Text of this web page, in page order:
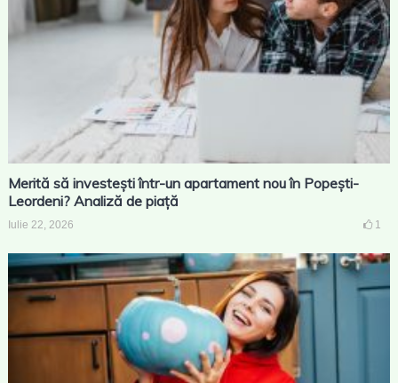
Merită să investești într-un apartament nou în Popești-
Leordeni? Analiză de piață
Iulie 22, 2026 1